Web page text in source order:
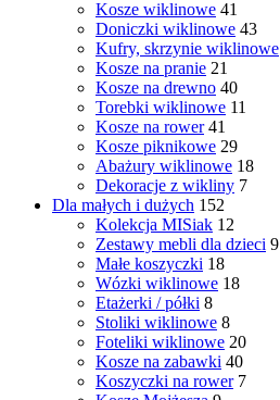
Kosze wiklinowe 41
Doniczki wiklinowe 43
Kufry, skrzynie wiklinowe
Kosze na pranie 21
Kosze na drewno 40
Torebki wiklinowe 11
Kosze na rower 41
Kosze piknikowe 29
Abażury wiklinowe 18
Dekoracje z wikliny 7
Dla małych i dużych 152
Kolekcja MISiak 12
Zestawy mebli dla dzieci 9
Małe koszyczki 18
Wózki wiklinowe 18
Etażerki / półki 8
Stoliki wiklinowe 8
Foteliki wiklinowe 20
Kosze na zabawki 40
Koszyczki na rower 7